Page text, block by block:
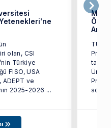
olan, CSI
Türkiye
FISO, USA
ADEPT ve
2025-2026 ...